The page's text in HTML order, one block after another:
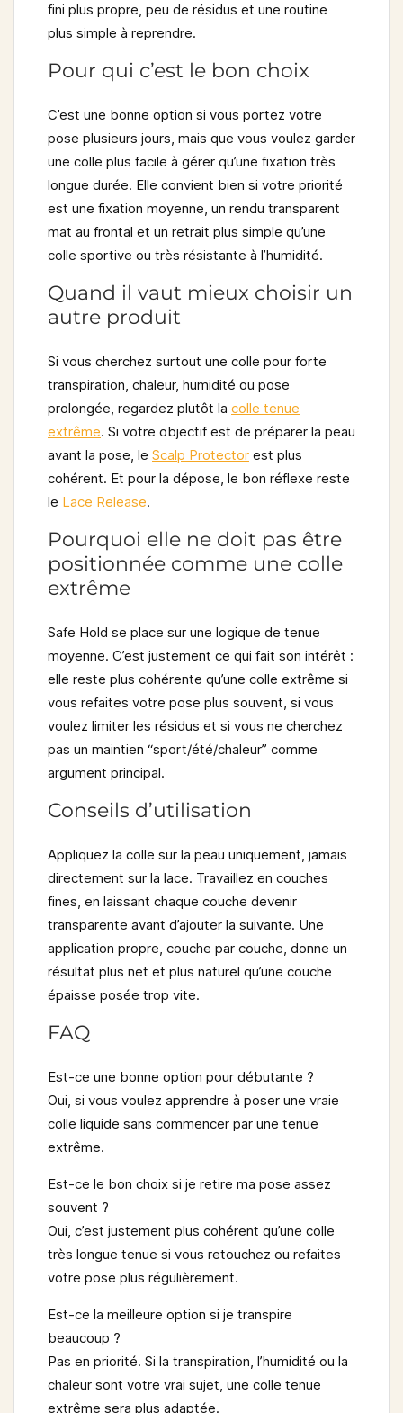
fini plus propre, peu de résidus et une routine
plus simple à reprendre.
Pour qui c’est le bon choix
C’est une bonne option si vous portez votre
pose plusieurs jours, mais que vous voulez garder
une colle plus facile à gérer qu’une fixation très
longue durée. Elle convient bien si votre priorité
est une fixation moyenne, un rendu transparent
mat au frontal et un retrait plus simple qu’une
colle sportive ou très résistante à l’humidité.
Quand il vaut mieux choisir un
autre produit
Si vous cherchez surtout une colle pour forte
transpiration, chaleur, humidité ou pose
prolongée, regardez plutôt la colle tenue
extrême. Si votre objectif est de préparer la peau
avant la pose, le Scalp Protector est plus
cohérent. Et pour la dépose, le bon réflexe reste
le Lace Release.
Pourquoi elle ne doit pas être
positionnée comme une colle
extrême
Safe Hold se place sur une logique de tenue
moyenne. C’est justement ce qui fait son intérêt :
elle reste plus cohérente qu’une colle extrême si
vous refaites votre pose plus souvent, si vous
voulez limiter les résidus et si vous ne cherchez
pas un maintien “sport/été/chaleur” comme
argument principal.
Conseils d’utilisation
Appliquez la colle sur la peau uniquement, jamais
directement sur la lace. Travaillez en couches
fines, en laissant chaque couche devenir
transparente avant d’ajouter la suivante. Une
application propre, couche par couche, donne un
résultat plus net et plus naturel qu’une couche
épaisse posée trop vite.
FAQ
Est-ce une bonne option pour débutante ?
Oui, si vous voulez apprendre à poser une vraie
colle liquide sans commencer par une tenue
extrême.
Est-ce le bon choix si je retire ma pose assez
souvent ?
Oui, c’est justement plus cohérent qu’une colle
très longue tenue si vous retouchez ou refaites
votre pose plus régulièrement.
Est-ce la meilleure option si je transpire
beaucoup ?
Pas en priorité. Si la transpiration, l’humidité ou la
chaleur sont votre vrai sujet, une colle tenue
extrême sera plus adaptée.